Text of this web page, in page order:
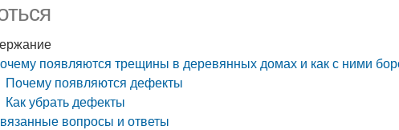
появляются трещины в деревянных домах и как с ними
Почему появляются дефекты
Как убрать дефекты
вопросы и ответы